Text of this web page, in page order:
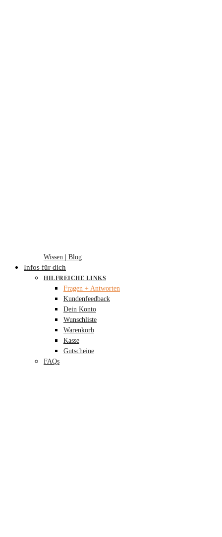
Wissen | Blog
Infos für dich
HILFREICHE LINKS
Fragen + Antworten
Kundenfeedback
Dein Konto
Wunschliste
Warenkorb
Kasse
Gutscheine
FAQs